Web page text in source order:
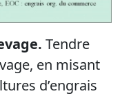
. Tendre
en misant
d’engrais